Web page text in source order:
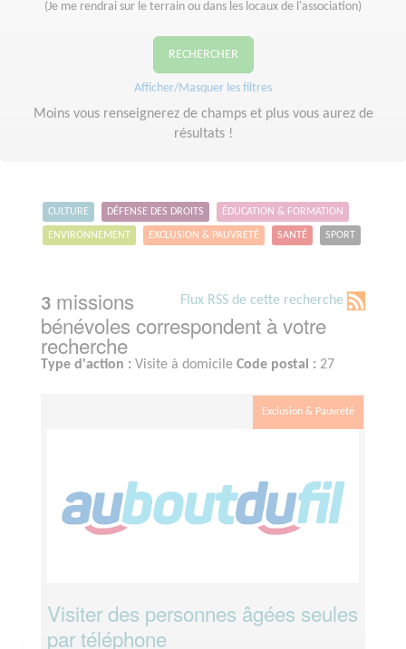
(Je me rendrai sur le terrain ou dans les locaux de l'association)
RECHERCHER
Afficher/Masquer les filtres
Moins vous renseignerez de champs et plus vous aurez de
résultats !
CULTURE DÉFENSE DES DROITS ÉDUCATION & FORMATION
ENVIRONNEMENT EXCLUSION & PAUVRETÉ SANTÉ SPORT
Flux RSS de cette recherche
3 missions
bénévoles correspondent à votre
recherche
Type d'action : Visite à domicile Code postal : 27
Exclusion & Pauvreté
Visiter des personnes âgées seules
par téléphone